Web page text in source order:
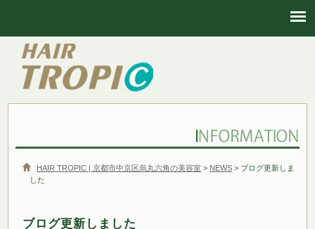
HAIR TROPIC | 京都市中京区烏丸六角の美容室 > NEWS > ブログ更新しま
した
ブログ更新しました